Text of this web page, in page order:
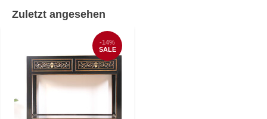
Zuletzt angesehen
-14%
SALE